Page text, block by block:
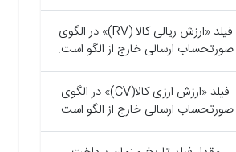
فیلد «ارزش ریالی کالا (RV)» در الگوی
صورتحساب ارسالی خارج از الگو است.
فیلد «ارزش ارزی کالا(CV)» در الگوی
صورتحساب ارسالی خارج از الگو است.